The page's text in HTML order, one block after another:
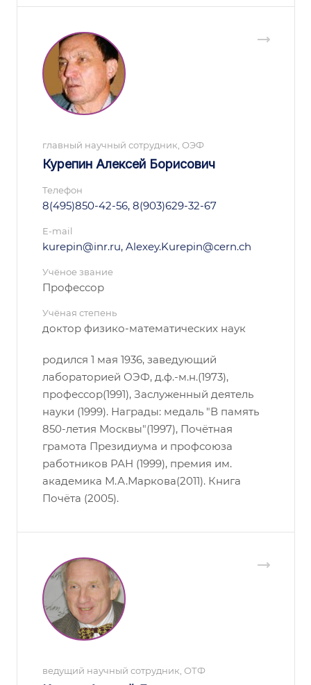
главный научный сотрудник, ОЭФ
Курепин Алексей Борисович
Телефон
8(495)850-42-56, 8(903)629-32-67
E-mail
kurepin@inr.ru, Alexey.Kurepin@cern.ch
Учёное звание
Профессор
Учёная степень
доктор физико-математических наук
родился 1 мая 1936, заведующий
лабораторией ОЭФ, д.ф.-м.н.(1973),
профессор(1991), Заслуженный деятель
науки (1999). Награды: медаль "В память
850-летия Москвы"(1997), Почётная
грамота Президиума и профсоюза
работников РАН (1999), премия им.
академика М.А.Маркова(2011). Книга
Почёта (2005).
ведущий научный сотрудник, ОТФ